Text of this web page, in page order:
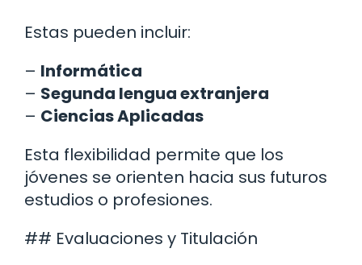
Estas pueden incluir:
– Informática
– Segunda lengua extranjera
– Ciencias Aplicadas
Esta flexibilidad permite que los
jóvenes se orienten hacia sus futuros
estudios o profesiones.
## Evaluaciones y Titulación